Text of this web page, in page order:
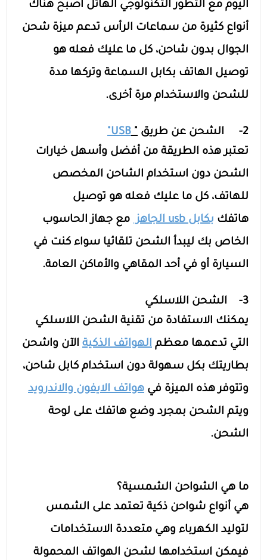
اليوم مع التطور التكنولوجي الهائل أصبح هناك
أنواع كثيرة من سماعات الرأس تدعم ميزة شحن
الجوال بدون شاحن، كل ما عليك فعله هو
توصيل الهاتف بكابل السماعة وتركها مدة
للشحن والاستخدام مرة أخرى.
2- الشحن عن طريق "
USB"
تعتبر هذه الطريقة من أفضل وأسهل خيارات
الشحن دون استخدام الشاحن المخصص
للهاتف، كل ما عليك فعله هو توصيل
هاتفك بكابل usb الجاهز
مع جهاز الحاسوب
الخاص بك ليبدأ الشحن تلقائيا سواء كنت في
السيارة أو في أحد المقاهي والأماكن العامة.
3- الشحن اللاسلكي
يمكنك الاستفادة من تقنية الشحن اللاسلكي
التي تدعمها معظم الهواتف الذكيةالآن واشحن
بطاريتك بكل سهولة دون استخدام كابل شاحن،
وتتوفر هذه الميزة في هواتف الايفون والاندرويد
ويتم الشحن بمجرد وضع هاتفك على لوحة
الشحن.
ما هي الشواحن الشمسية؟
هي أنواع شواحن ذكية تعتمد على الشمس
لتوليد الكهرباء وهي متعددة الاستخدامات
فيمكن استخدامها لشحن الهواتف المحمولة